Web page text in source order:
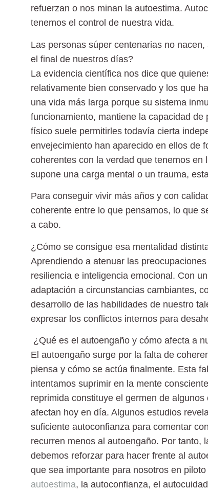
refuerzan o nos minan la autoestima.
tenemos el control de nuestra vida.
Las personas súper centenarias no
el final de nuestros días?
La evidencia científica nos dice que
relativamente bien conservado y los que
una vida más larga porque su sistema
funcionamiento, mantiene la capacidad
físico suele permitirles todavía cierta
envejecimiento han aparecido en ellos de
coherentes con la verdad que tenemos
supone una carga mental o un trauma,
Para conseguir vivir más años y con
coherente entre lo que pensamos, lo que
a cabo.
¿Cómo se consigue esa mentalidad
Aprendiendo a atenuar las
resiliencia e inteligencia emocional. Con
adaptación a circunstancias cambiantes,
desarrollo de las habilidades de nuestro
expresar los conflictos internos para
¿Qué es el autoengaño y cómo afecta a
El autoengaño surge por la falta de
piensa y cómo se actúa finalmente. Esta
intentamos suprimir en la mente
reprimida constituye el germen de
afectan hoy en día. Algunos estudios
suficiente autoconfianza para comentar
recurren menos al autoengaño. Por tanto,
debemos reforzar para hacer frente al
que sea importante para nosotros en
autoestima, la autoconfianza, el